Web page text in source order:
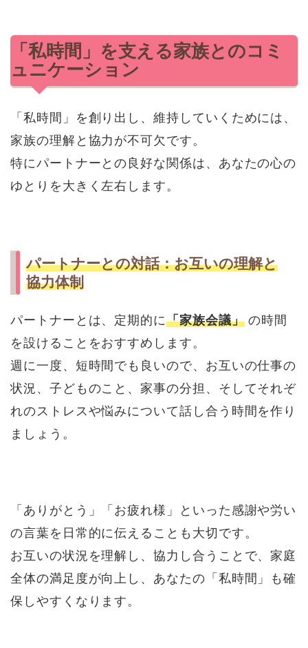
「私時間」を支える家族とのコミ
ュニケーション
「私時間」を創り出し、維持していくためには、
家族の理解と協力が不可欠です。
特にパートナーとの良好な関係は、あなたの心の
ゆとりを大きく左右します。
パートナーとの対話：お互いの理解と
協力体制
パートナーとは、定期的に「家族会議」の時間
を設けることをおすすめします。
週に一度、短時間でも良いので、お互いの仕事の
状況、子どものこと、家事の分担、そしてそれぞ
れのストレスや悩みについて話し合う時間を作り
ましょう。
「ありがとう」「お疲れ様」といった感謝や労い
の言葉を日常的に伝えることも大切です。
お互いの状況を理解し、協力し合うことで、家庭
全体の満足度が向上し、あなたの「私時間」も確
保しやすくなります。